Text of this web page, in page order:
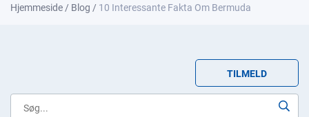
Hjemmeside / Blog / 10 Interessante Fakta Om Bermuda
TILMELD